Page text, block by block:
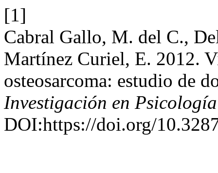
[1]
Cabral Gallo, M. del C.,
Martínez Curiel, E. 2012.
osteosarcoma: estudio de
Investigación en Psicología
DOI:https://doi.org/